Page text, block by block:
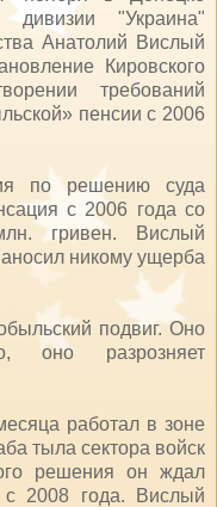
дивизии "Украина"
Анатолий Вислый
Кировского
требований
пенсии с 2006
по решению суда
с 2006 года со
гривен. Вислый
никому ущерба
подвиг. Оно
оно разрозняет
работал в зоне
тыла сектора войск
решения он ждал
2008 года. Вислый